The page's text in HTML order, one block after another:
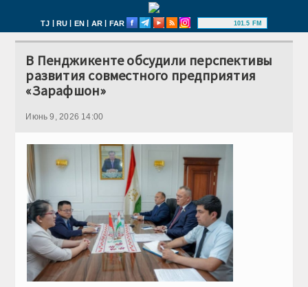
TJ | RU | EN | AR | FAR 101.5 FM
В Пенджикенте обсудили перспективы
развития совместного предприятия
«Зарафшон»
Июнь 9, 2026 14:00